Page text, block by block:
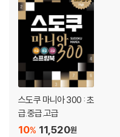
스도쿠 마니아 300 : 초
급.중급.고급
11,520원
10%